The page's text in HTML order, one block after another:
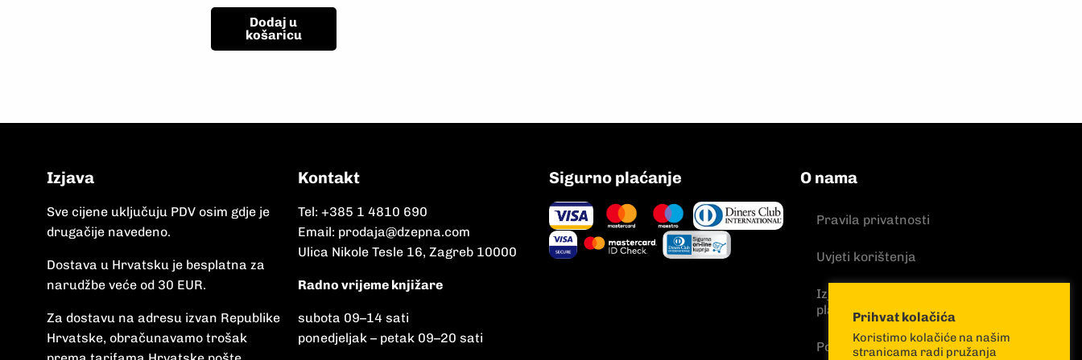
Dodaj u
košaricu
Izjava
Sve cijene uključuju PDV osim gdje je
drugačije navedeno.
Dostava u Hrvatsku je besplatna za
narudžbe veće od 30 EUR.
Za dostavu na adresu izvan Republike
Hrvatske, obračunavamo trošak
Kontakt
Tel: +385 1 4810 690
Email: prodaja@dzepna.com
Ulica Nikole Tesle 16, Zagreb 10000
Radno vrijeme knjižare
subota 09–14 sati
ponedjeljak – petak 09–20 sati
Sigurno plaćanje O nama
Pravila privatnosti
Uvjeti korištenja
Izjava o sigurnosti online
plaćanja
Politika kolačića
Prihvat kolačića
Koristimo kolačiće na našim
stranicama radi pružanja